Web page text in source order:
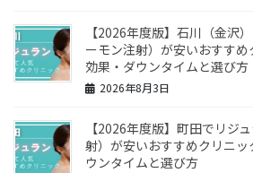
【2026年度版】石川（金沢
ーモン注射）が安いおすすめ
効果・ダウンタイムと選び方
2026年8月3日
【2026年度版】町田でリジ
射）が安いおすすめクリニ
ウンタイムと選び方